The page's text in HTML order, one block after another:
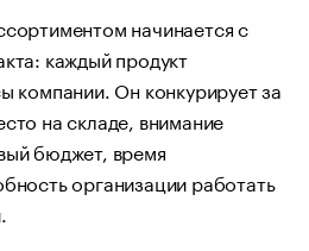
начинается с
каждый продукт
компании. Он конкурирует за
на складе, внимание
бюджет, время
организации работать